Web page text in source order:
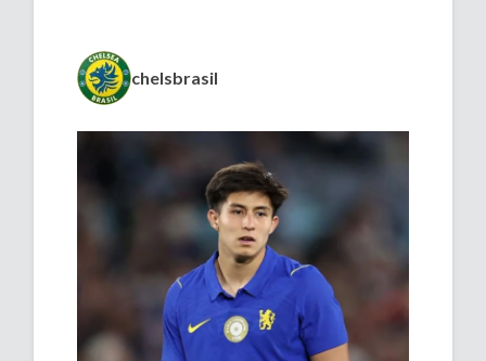
chelsbrasil